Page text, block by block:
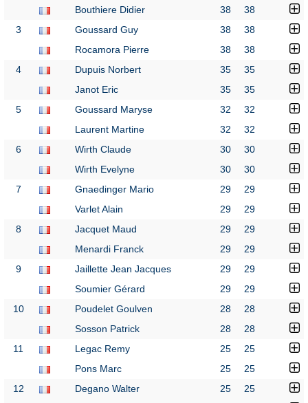
Bouthiere Didier
38
38
3
Goussard Guy 38
38
Rocamora Pierre
38
38
4
Dupuis Norbert 35
35
Janot Eric
35
35
5
Goussard Maryse 32
32
Laurent Martine
32
32
6
Wirth Claude 30
30
Wirth Evelyne
30
30
7
Gnaedinger Mario 29
29
Varlet Alain
29
29
8
Jacquet Maud 29
29
Menardi Franck
29
29
9
Jaillette Jean Jacques 29
29
Soumier Gérard
29
29
10
Poudelet Goulven 28
28
Sosson Patrick
28
28
11
Legac Remy 25
25
Pons Marc
25
25
12
Degano Walter 25
25